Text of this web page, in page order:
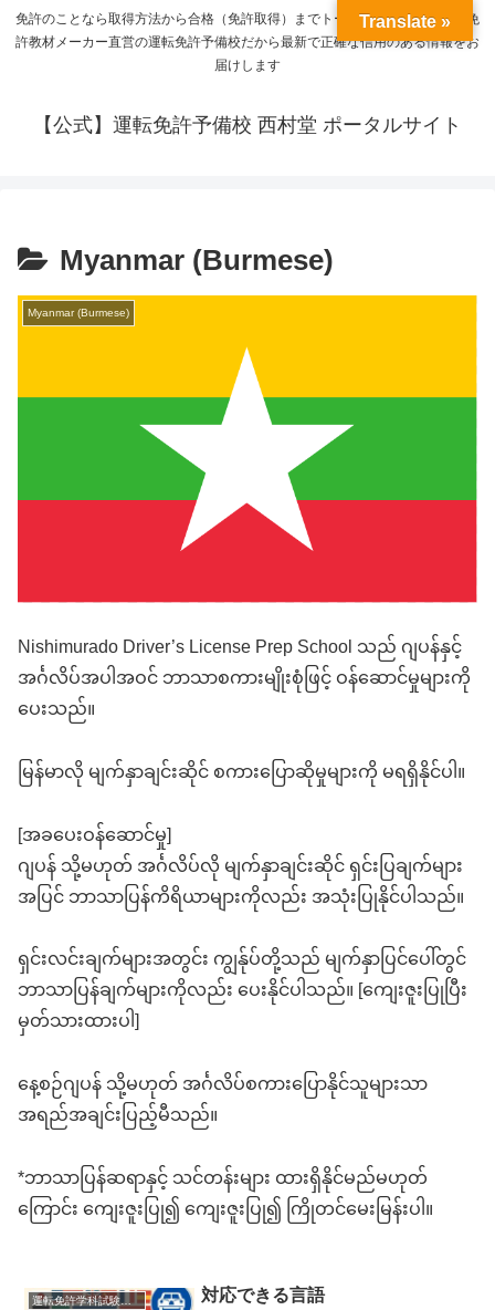
免許のことなら取得方法から合格（免許取得）までトータルサポート。運転免
許教材メーカー直営の運転免許予備校だから最新で正確な信用のある情報をお
届けします
【公式】運転免許予備校 西村堂 ポータルサイト
Myanmar (Burmese)
Myanmar (Burmese)
Nishimurado Driver’s License Prep School သည် ဂျပန်နှင့်
အင်္ဂလိပ်အပါအဝင် ဘာသာစကားမျိုးစုံဖြင့် ဝန်ဆောင်မှုများကို
ပေးသည်။
မြန်မာလို မျက်နှာချင်းဆိုင် စကားပြောဆိုမှုများကို မရရှိနိုင်ပါ။
[အခပေးဝန်ဆောင်မှု]
ဂျပန် သို့မဟုတ် အင်္ဂလိပ်လို မျက်နှာချင်းဆိုင် ရှင်းပြချက်များ
အပြင် ဘာသာပြန်ကိရိယာများကိုလည်း အသုံးပြုနိုင်ပါသည်။
ရှင်းလင်းချက်များအတွင်း ကျွန်ုပ်တို့သည် မျက်နှာပြင်ပေါ်တွင်
ဘာသာပြန်ချက်များကိုလည်း ပေးနိုင်ပါသည်။ [ကျေးဇူးပြုပြီး
မှတ်သားထားပါ]
နေ့စဉ်ဂျပန် သို့မဟုတ် အင်္ဂလိပ်စကားပြောနိုင်သူများသာ
အရည်အချင်းပြည့်မီသည်။
*ဘာသာပြန်ဆရာနှင့် သင်တန်းများ ထားရှိနိုင်မည်မဟုတ်
ကြောင်း ကျေးဇူးပြု၍ ကျေးဇူးပြု၍ ကြိုတင်မေးမြန်းပါ။
運転免許学科試験対応言語 対応できる言語
Translate »